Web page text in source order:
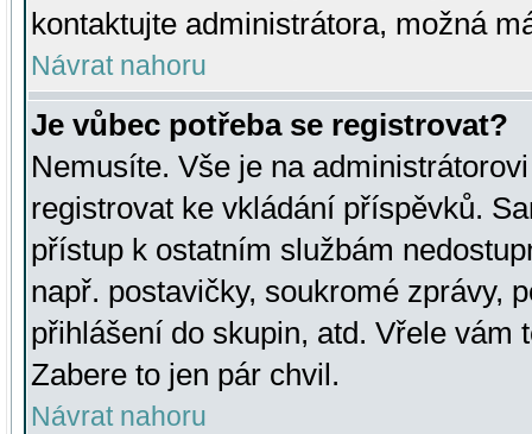
kontaktujte administrátora, možná
Návrat nahoru
Je vůbec potřeba se registrovat?
Nemusíte. Vše je na
registrovat ke vkládání příspěvků.
přístup k ostatním službám
např. postavičky, soukromé zprávy,
přihlášení do skupin, atd. Vřele vám
Zabere to jen pár chvil.
Návrat nahoru